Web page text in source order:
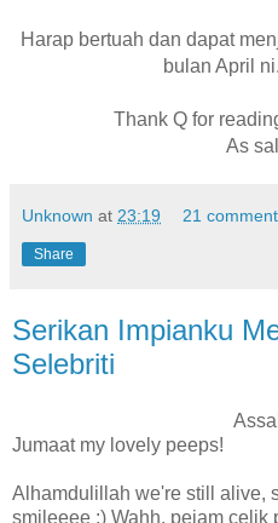
Harap bertuah dan dapat
bulan April
Thank Q for
As
Unknown at 23:19 21
Share
Serikan Impianku
Selebriti
Jumaat my lovely peeps!
Alhamdulillah we're still alive,
smileeee :) Wahh, pejam